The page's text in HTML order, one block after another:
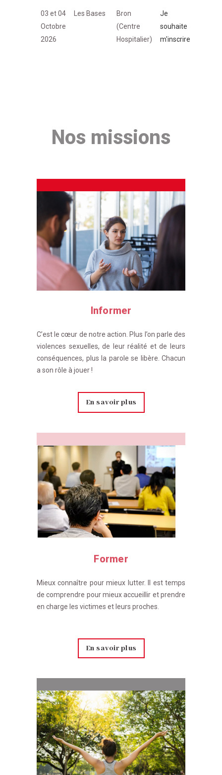
03 et 04
Octobre
2026
Les Bases
Bron
(Centre
Hospitalier)
Je
souhaite
m'inscrire
Nos missions
Informer
C’est le cœur de notre action. Plus l’on parle des
violences sexuelles, de leur réalité et de leurs
conséquences, plus la parole se libère. Chacun
a son rôle à jouer !
En savoir plus
Former
Mieux connaître pour mieux lutter. Il est temps
de comprendre pour mieux accueillir et prendre
en charge les victimes et leurs proches.
En savoir plus